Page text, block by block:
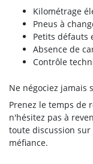
Kilométrage
Pneus à
Petits défauts
Absence de
Contrôle
Ne négociez jamais
Prenez le temps de
n'hésitez pas à
toute discussion
méfiance.